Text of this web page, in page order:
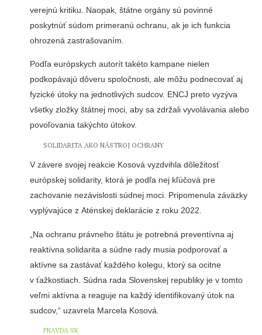
verejnú kritiku. Naopak, štátne orgány sú povinné
poskytnúť súdom primeranú ochranu, ak je ich funkcia
ohrozená zastrašovaním.
Podľa európskych autorít takéto kampane nielen
podkopávajú dôveru spoločnosti, ale môžu podnecovať aj
fyzické útoky na jednotlivých sudcov. ENCJ preto vyzýva
všetky zložky štátnej moci, aby sa zdržali vyvolávania alebo
povoľovania takýchto útokov.
SOLIDARITA AKO NÁSTROJ OCHRANY
V závere svojej reakcie Kosová vyzdvihla dôležitosť
európskej solidarity, ktorá je podľa nej kľúčová pre
zachovanie nezávislosti súdnej moci. Pripomenula záväzky
vyplývajúce z Aténskej deklarácie z roku 2022.
„Na ochranu právneho štátu je potrebná preventívna aj
reaktívna solidarita a súdne rady musia podporovať a
aktívne sa zastávať každého kolegu, ktorý sa ocitne
v ťažkostiach. Súdna rada Slovenskej republiky je v tomto
veľmi aktívna a reaguje na každý identifikovaný útok na
sudcov,“ uzavrela Marcela Kosová.
PRAVDA.SK